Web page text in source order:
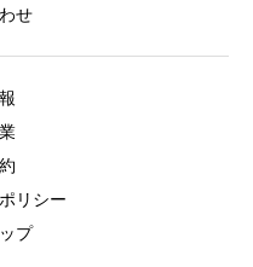
せ
リシー
プ